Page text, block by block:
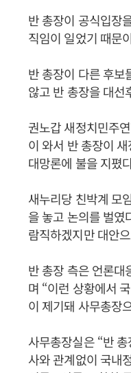
반 총장이 공식입장
직임이 일었기 때문
반 총장이 다른 후보
않고 반 총장을 대선
권노갑 새정치민주
이 와서 반 총장이
대망론에 불을 지폈
새누리당 친박계 모
을 놓고 논의를 벌였
람직하겠지만 대안
반 총장 측은 언론대
며 “이런 상황에서
이 제기돼 사무총장
사무총장실은 “반
사와 관계없이 국내